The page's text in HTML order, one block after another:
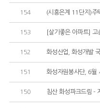
154 (시흥은계 11단지)주
153 [살기좋은 아파트]
152 화성산업, 화성개발
151 화성자원봉사단, 6월
150 침산 화성파크드림 -